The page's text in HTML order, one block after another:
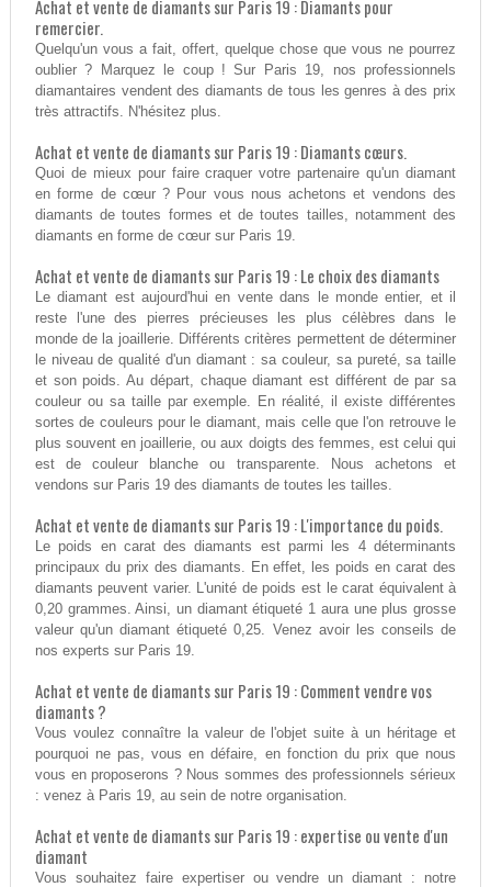
Achat et vente de diamants sur Paris 19 : Diamants pour
remercier.
Quelqu'un vous a fait, offert, quelque chose que vous ne pourrez
oublier ? Marquez le coup ! Sur Paris 19, nos professionnels
diamantaires vendent des diamants de tous les genres à des prix
très attractifs. N'hésitez plus.
Achat et vente de diamants sur Paris 19 : Diamants cœurs.
Quoi de mieux pour faire craquer votre partenaire qu'un diamant
en forme de cœur ? Pour vous nous achetons et vendons des
diamants de toutes formes et de toutes tailles, notamment des
diamants en forme de cœur sur Paris 19.
Achat et vente de diamants sur Paris 19 : Le choix des diamants
Le diamant est aujourd'hui en vente dans le monde entier, et il
reste l'une des pierres précieuses les plus célèbres dans le
monde de la joaillerie. Différents critères permettent de déterminer
le niveau de qualité d'un diamant : sa couleur, sa pureté, sa taille
et son poids. Au départ, chaque diamant est différent de par sa
couleur ou sa taille par exemple. En réalité, il existe différentes
sortes de couleurs pour le diamant, mais celle que l'on retrouve le
plus souvent en joaillerie, ou aux doigts des femmes, est celui qui
est de couleur blanche ou transparente. Nous achetons et
vendons sur Paris 19 des diamants de toutes les tailles.
Achat et vente de diamants sur Paris 19 : L'importance du poids.
Le poids en carat des diamants est parmi les 4 déterminants
principaux du prix des diamants. En effet, les poids en carat des
diamants peuvent varier. L'unité de poids est le carat équivalent à
0,20 grammes. Ainsi, un diamant étiqueté 1 aura une plus grosse
valeur qu'un diamant étiqueté 0,25. Venez avoir les conseils de
nos experts sur Paris 19.
Achat et vente de diamants sur Paris 19 : Comment vendre vos
diamants ?
Vous voulez connaître la valeur de l'objet suite à un héritage et
pourquoi ne pas, vous en défaire, en fonction du prix que nous
vous en proposerons ? Nous sommes des professionnels sérieux
: venez à Paris 19, au sein de notre organisation.
Achat et vente de diamants sur Paris 19 : expertise ou vente d'un
diamant
Vous souhaitez faire expertiser ou vendre un diamant : notre